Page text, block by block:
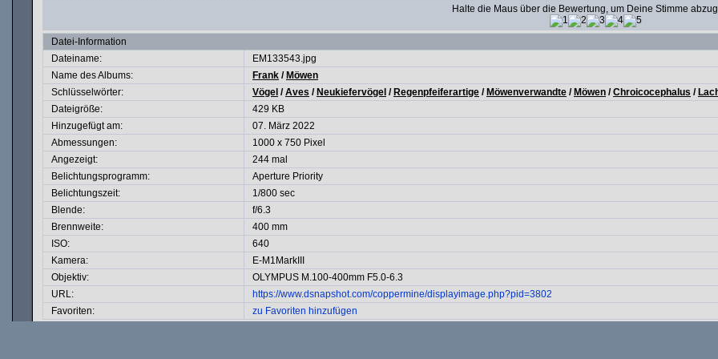
Halte die Maus über die Bewertung, um Deine Stimme
Datei-Information
Dateiname:
EM133543.jpg
Name des Albums:
Frank / Möwen
Schlüsselwörter:
Vögel /Aves / Neukiefervögel / Regenpfeiferartige / Möwenverwandte / Möwen /Chroicocephalus /
Dateigröße:
429 KB
Hinzugefügt am:
07. März 2022
Abmessungen:
1000 x 750 Pixel
Angezeigt:
244 mal
Belichtungsprogramm:
Aperture Priority
Belichtungszeit:
1/800 sec
Blende:
f/6.3
Brennweite:
400 mm
ISO:
640
Kamera:
E-M1MarkIII
Objektiv:
OLYMPUS M.100-400mm F5.0-6.3
URL:
https://www.dsnapshot.com/coppermine/displayimage.php?pid=3802
Favoriten:
zu Favoriten hinzufügen